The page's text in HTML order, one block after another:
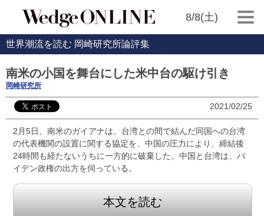
8/8(土)
世界潮流を読む 岡崎研究所論評集
南米の小国を舞台にした米中台の駆け引き
岡崎研究所
2021/02/25
2月5日、南米のガイアナは、台湾との間で結んだ同国への台湾
の代表機関の設置に関する協定を、中国の圧力により、締結後
24時間も経たないうちに一方的に破棄した。中国と台湾は、バ
イデン政権の出方を伺っている。
本文を読む